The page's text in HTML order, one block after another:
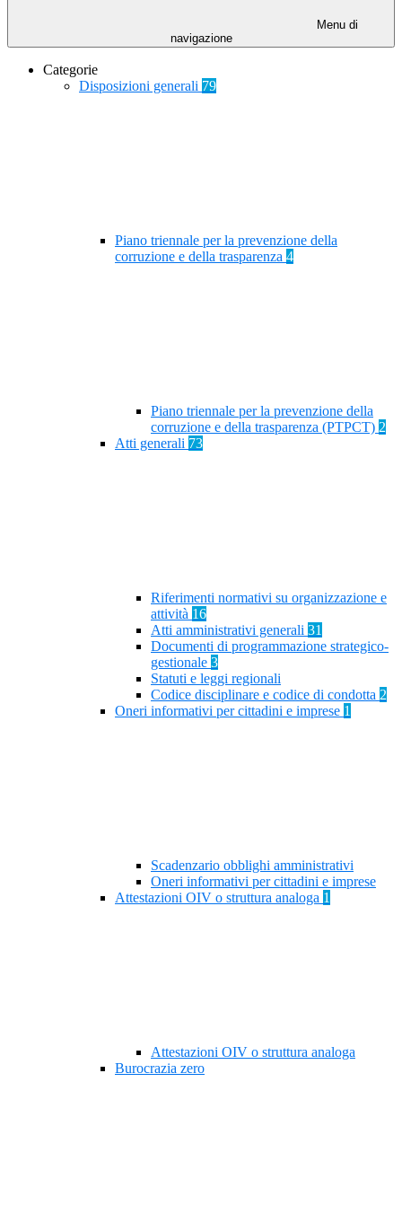
Menu di
navigazione
Categorie
Disposizioni generali 79
Piano triennale per la prevenzione della
corruzione e della trasparenza 4
Piano triennale per la prevenzione della
corruzione e della trasparenza (PTPCT) 2
Atti generali 73
Riferimenti normativi su organizzazione e
attività 16
Atti amministrativi generali 31
Documenti di programmazione strategico-
gestionale 3
Statuti e leggi regionali
Codice disciplinare e codice di condotta 2
Oneri informativi per cittadini e imprese 1
Scadenzario obblighi amministrativi
Oneri informativi per cittadini e imprese
Attestazioni OIV o struttura analoga 1
Attestazioni OIV o struttura analoga
Burocrazia zero